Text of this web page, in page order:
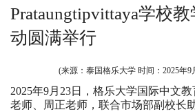
Prataungtipvittaya学校
动圆满举行
(来源：泰国格乐大学 时间： 2025年9
2025年9月23日，格乐大学国际中文
老师、周正老师，联合市场部副校长